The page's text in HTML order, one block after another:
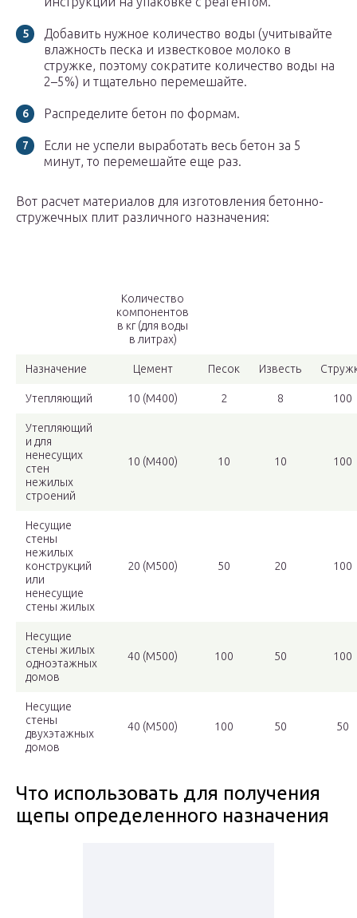
Добавить нужное количество воды (учитывайте
влажность песка и известковое молоко в
стружке, поэтому сократите количество воды на
2–5%) и тщательно перемешайте.
Распределите бетон по формам.
Если не успели выработать весь бетон за 5
минут, то перемешайте еще раз.
Вот расчет материалов для изготовления бетонно-
стружечных плит различного назначения:
Количество
компонентов
в кг (для воды
в литрах)
Назначение Цемент Песок Известь
Утепляющий 10 (М400) 2 8 100
Утепляющий
и для
ненесущих
стен
нежилых
строений
10 (М400) 10 10 100
Несущие
стены
нежилых
конструкций
или
ненесущие
стены жилых
20 (М500) 50 20 100
Несущие
стены жилых
одноэтажных
домов
40 (М500) 100 50 100
Несущие
стены
двухэтажных
домов
40 (М500) 100 50 50
Что использовать для получения
щепы определенного назначения